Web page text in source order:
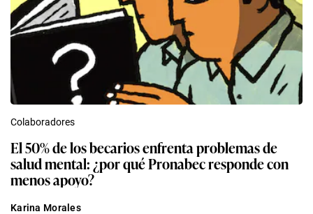
Colaboradores
El 50% de los becarios enfrenta problemas de
salud mental: ¿por qué Pronabec responde con
menos apoyo?
Karina Morales